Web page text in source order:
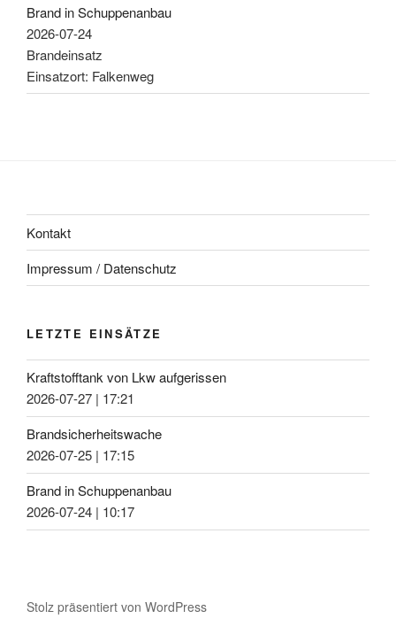
Brand in Schuppenanbau
2026-07-24
Brandeinsatz
Einsatzort: Falkenweg
Kontakt
Impressum / Datenschutz
LETZTE EINSÄTZE
Kraftstofftank von Lkw aufgerissen
2026-07-27 | 17:21
Brandsicherheitswache
2026-07-25 | 17:15
Brand in Schuppenanbau
2026-07-24 | 10:17
Stolz präsentiert von WordPress